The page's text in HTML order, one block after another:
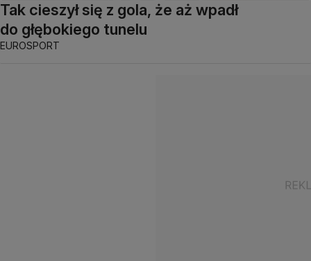
Tak cieszył się z gola, że aż wpadł
do głębokiego tunelu
EUROSPORT